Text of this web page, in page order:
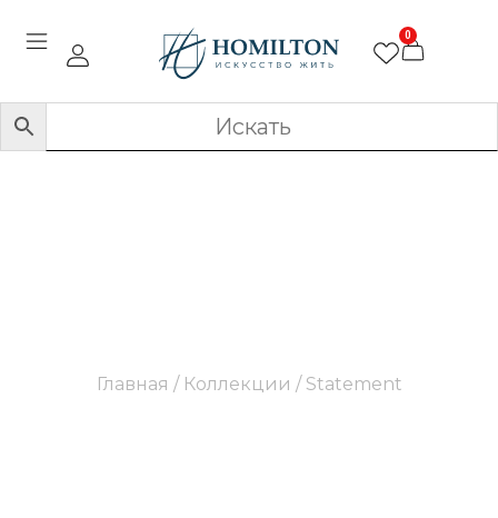
0
Главная / Коллекции / Statement